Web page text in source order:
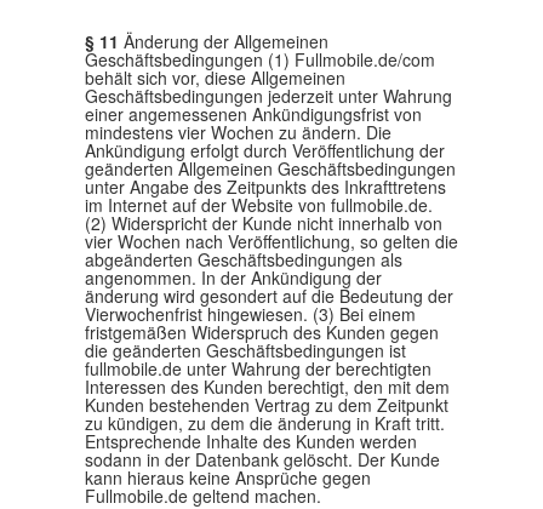
§ 11 Änderung der Allgemeinen
Geschäftsbedingungen (1) Fullmobile.de/com
behält sich vor, diese Allgemeinen
Geschäftsbedingungen jederzeit unter Wahrung
einer angemessenen Ankündigungsfrist von
mindestens vier Wochen zu ändern. Die
Ankündigung erfolgt durch Veröffentlichung der
geänderten Allgemeinen Geschäftsbedingungen
unter Angabe des Zeitpunkts des Inkrafttretens
im Internet auf der Website von fullmobile.de.
(2) Widerspricht der Kunde nicht innerhalb von
vier Wochen nach Veröffentlichung, so gelten die
abgeänderten Geschäftsbedingungen als
angenommen. In der Ankündigung der
änderung wird gesondert auf die Bedeutung der
Vierwochenfrist hingewiesen. (3) Bei einem
fristgemäßen Widerspruch des Kunden gegen
die geänderten Geschäftsbedingungen ist
fullmobile.de unter Wahrung der berechtigten
Interessen des Kunden berechtigt, den mit dem
Kunden bestehenden Vertrag zu dem Zeitpunkt
zu kündigen, zu dem die änderung in Kraft tritt.
Entsprechende Inhalte des Kunden werden
sodann in der Datenbank gelöscht. Der Kunde
kann hieraus keine Ansprüche gegen
Fullmobile.de geltend machen.